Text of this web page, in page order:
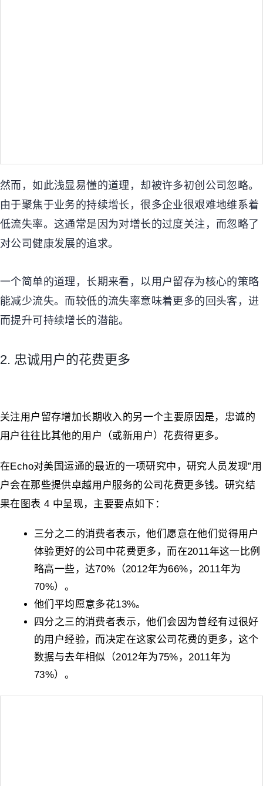
然而，如此浅显易懂的道理，却被许多初创公司忽略。
由于聚焦于业务的持续增长，很多企业很艰难地维系着
低流失率。这通常是因为对增长的过度关注，而忽略了
对公司健康发展的追求。
一个简单的道理，长期来看，以用户留存为核心的策略
能减少流失。而较低的流失率意味着更多的回头客，进
而提升可持续增长的潜能。
2. 忠诚用户的花费更多
关注用户留存增加长期收入的另一个主要原因是，忠诚的
用户往往比其他的用户（或新用户）花费得更多。
在Echo对美国运通的最近的一项研究中，研究人员发现”用
户会在那些提供卓越用户服务的公司花费更多钱。研究结
果在图表 4 中呈现，主要要点如下：
三分之二的消费者表示，他们愿意在他们觉得用户
体验更好的公司中花费更多，而在2011年这一比例
略高一些，达70%（2012年为66%，2011年为
70%）。
他们平均愿意多花13%。
四分之三的消费者表示，他们会因为曾经有过很好
的用户经验，而决定在这家公司花费的更多，这个
数据与去年相似（2012年为75%，2011年为
73%）。